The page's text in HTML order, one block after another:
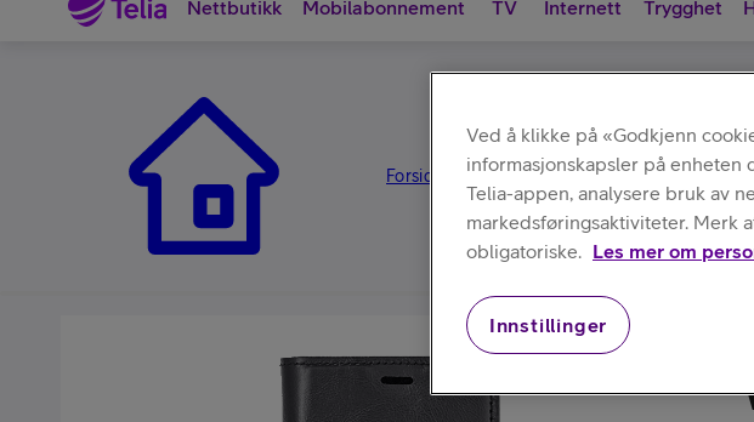
Nettbutikk
Nettbutikk
Mobilabonnement TV Internett Trygghet
Forsiden Tilbehør/Deksler/Buffalo /Wallet
Ved å klikke på «Godkjenn
informasjonskapsler på
Telia-appen, analysere bruk av
markedsføringsaktiviteter. Merk
obligatoriske. Les mer om
Innstillinger